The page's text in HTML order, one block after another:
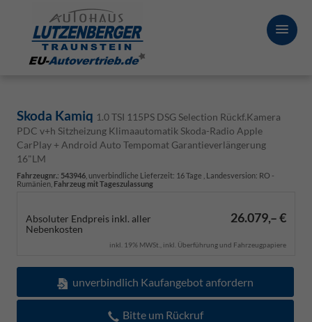
Skoda Kamiq 1.0 TSI 115PS DSG Selection Rückf.Kamera
PDC v+h Sitzheizung Klimaautomatik Skoda-Radio Apple
CarPlay + Android Auto Tempomat Garantieverlängerung
16"LM
Fahrzeugnr.: 543946 , unverbindliche Lieferzeit: 16 Tage , Landesversion: RO -
Rumänien, Fahrzeug mit Tageszulassung
Absoluter Endpreis inkl. aller
Nebenkosten
26.079,– €
inkl. 19% MWSt., inkl. Überführung und Fahrzeugpapiere
unverbindlich Kaufangebot anfordern
Bitte um Rückruf